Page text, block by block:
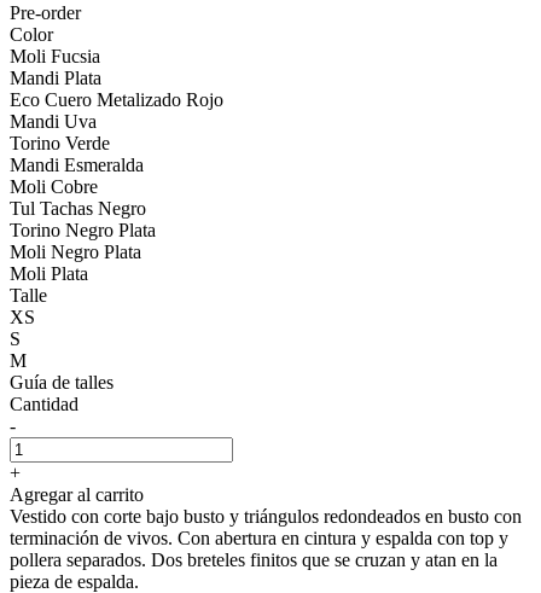
Pre-order
Color
Moli Fucsia
Mandi Plata
Eco Cuero Metalizado Rojo
Mandi Uva
Torino Verde
Mandi Esmeralda
Moli Cobre
Tul Tachas Negro
Torino Negro Plata
Moli Negro Plata
Moli Plata
Talle
XS
S
M
Guía de talles
Cantidad
-
+
Agregar al carrito
Vestido con corte bajo busto y triángulos redondeados en busto con
terminación de vivos. Con abertura en cintura y espalda con top y
pollera separados. Dos breteles finitos que se cruzan y atan en la
pieza de espalda.